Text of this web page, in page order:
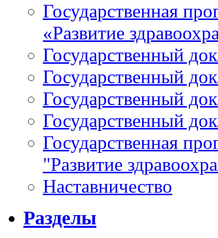
Государственная
«Развитие
Государственный
Государственный
Государственный
Государственный
Государственная
"Развитие
Наставничество
Разделы